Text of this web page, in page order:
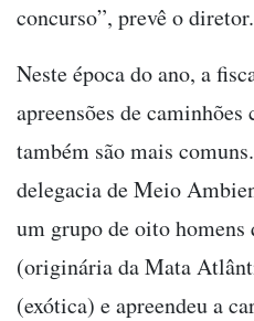
concurso”, prevê o diretor.
Neste época do ano, a
apreensões de
também são mais
delegacia de Meio
um grupo de oito homens
(originária da Mata
(exótica) e apreendeu a